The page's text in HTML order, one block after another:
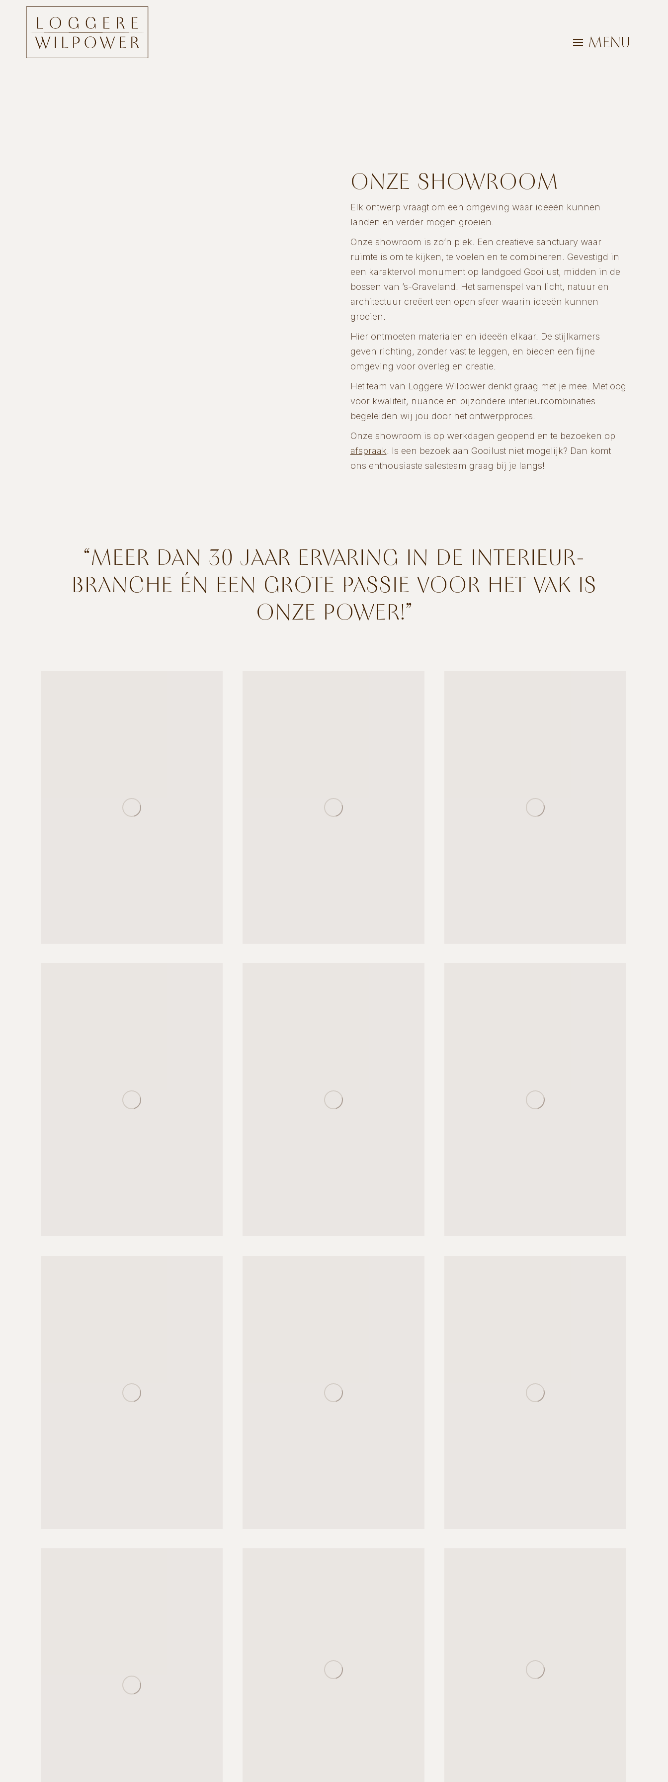
MENU
ONZE SHOWROOM
Elk ontwerp vraagt om een omgeving waar ideeën kunnen
landen en verder mogen groeien.
Onze showroom is zo’n plek. Een creatieve sanctuary waar
ruimte is om te kijken, te voelen en te combineren. Gevestigd in
een karaktervol monument op landgoed Gooilust, midden in de
bossen van ’s-Graveland. Het samenspel van licht, natuur en
architectuur creëert een open sfeer waarin ideeën kunnen
groeien.
Hier ontmoeten materialen en ideeën elkaar. De stijlkamers
geven richting, zonder vast te leggen, en bieden een fijne
omgeving voor overleg en creatie.
Het team van Loggere Wilpower denkt graag met je mee. Met oog
voor kwaliteit, nuance en bijzondere interieurcombinaties
begeleiden wij jou door het ontwerpproces.
Onze showroom is op werkdagen geopend en te bezoeken op
afspraak . Is een bezoek aan Gooilust niet mogelijk? Dan komt
ons enthousiaste salesteam graag bij je langs!
“MEER DAN 30 JAAR ERVARING IN DE INTERIEUR-
BRANCHE ÉN EEN GROTE PASSIE VOOR HET VAK IS
ONZE POWER!”